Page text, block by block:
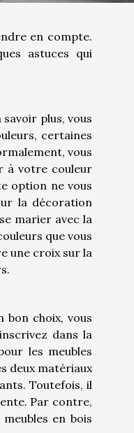
en compte.
astuces qui
plus, vous
certaines
vous
à votre couleur
option ne vous
la décoration
marier avec la
que vous
une croix sur la
bon choix, vous
dans la
les meubles
deux matériaux
Toutefois, il
Par contre,
en bois